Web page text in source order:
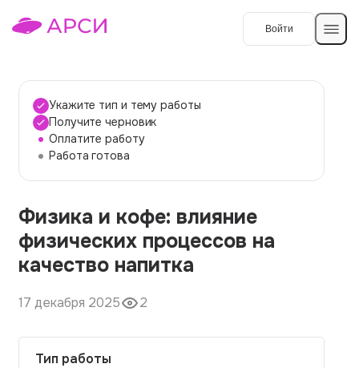
Войти
Темы работ
О сервисе
О компании
Наши гарантии
Вопросы и ответы
Контакты
Укажите тип и тему работы
Получите черновик
Оплатите работу
Работа готова
Физика и кофе: влияние
физических процессов на
качество напитка
17 декабря 2025 2
Тип работы